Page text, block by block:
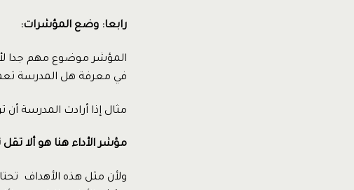
رابعا: وضع المؤشرات:
المؤشر موضوع مهم جدا
في معرفة هل المدرسة
مثال إذا أرادت المدرسة أن ترفع نسبة
مؤشر الأداء هنا هو ألا تقل نسبة
ولأن مثل هذه الأهداف